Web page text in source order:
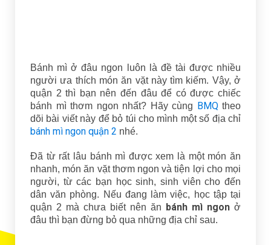
Bánh mì ở đâu ngon luôn là đề tài được nhiều
người ưa thích món ăn vặt này tìm kiếm. Vậy, ở
quận 2 thì bạn nên đến đâu để có được chiếc
bánh mì thơm ngon nhất? Hãy cùng
BMQtheo
dõi bài viết này để bỏ túi cho mình một số địa chỉ
bánh mì ngon quận 2 nhé.
Đã từ rất lâu bánh mì được xem là một món ăn
nhanh, món ăn vặt thơm ngon và tiện lợi cho mọi
người, từ các bạn học sinh, sinh viên cho đến
dân văn phòng. Nếu đang làm việc, học tập tại
quận 2 mà chưa biết nên ăn
bánh mì ngon ở
đâu thì bạn đừng bỏ qua những địa chỉ sau.